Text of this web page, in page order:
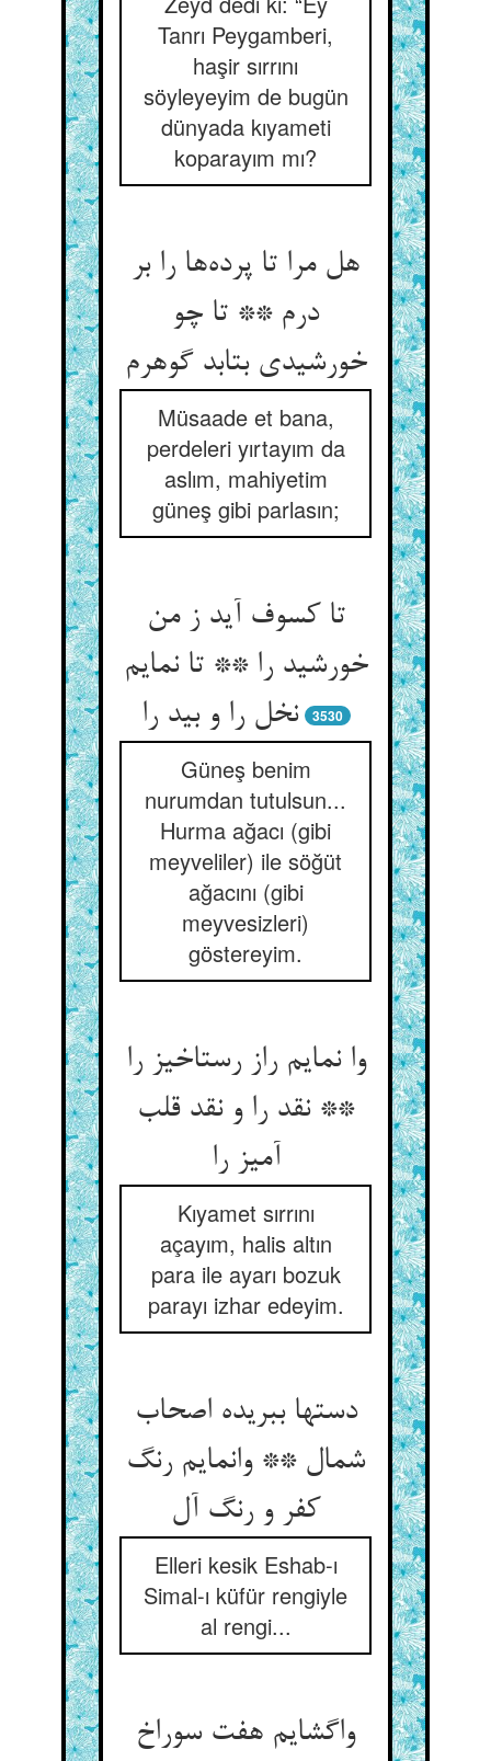
Tanrı Peygamberi,
haşir sırrını
söyleyeyim de bugün
dünyada kıyameti
koparayım mı?
هل مرا تا پرده‌‌ها را بر
درم ** تا چو
خورشیدی بتابد گوهرم‌‌
Müsaade et bana,
perdeleri yırtayım da
aslım, mahiyetim
güneş gibi parlasın;
تا کسوف آید ز من
خورشید را ** تا نمایم
نخل را و بید را
3530
Güneş benim
nurumdan tutulsun...
Hurma ağacı (gibi
meyveliler) ile söğüt
ağacını (gibi
meyvesizleri)
göstereyim.
وا نمایم راز رستاخیز را
** نقد را و نقد قلب
آمیز را
Kıyamet sırrını
açayım, halis altın
para ile ayarı bozuk
parayı izhar edeyim.
دستها ببریده اصحاب
شمال ** وانمایم رنگ
Elleri kesik Eshab-ı
Simal-ı küfür rengiyle
al rengi...
واگشایم هفت سوراخ